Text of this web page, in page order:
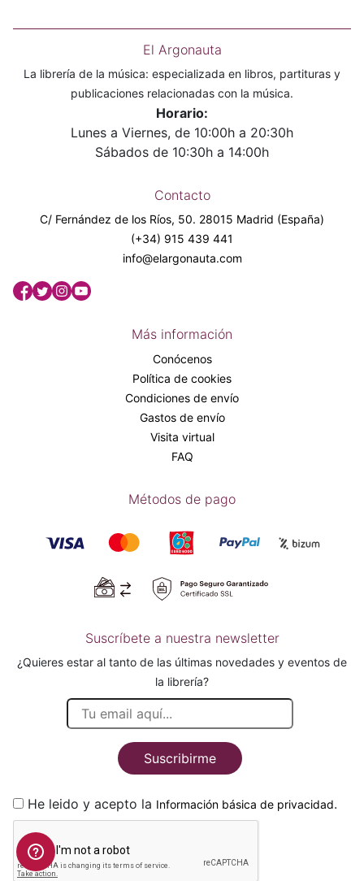
El Argonauta
La librería de la música: especializada en libros, partituras y
publicaciones relacionadas con la música.
Horario:
Lunes a Viernes, de 10:00h a 20:30h
Sábados de 10:30h a 14:00h
Contacto
C/ Fernández de los Ríos, 50. 28015 Madrid (España)
(+34) 915 439 441
info@elargonauta.com
Más información
Conócenos
Política de cookies
Condiciones de envío
Gastos de envío
Visita virtual
FAQ
Métodos de pago
Suscríbete a nuestra newsletter
¿Quieres estar al tanto de las últimas novedades y eventos de
la librería?
Suscribirme
He leido y acepto la Información básica de privacidad.